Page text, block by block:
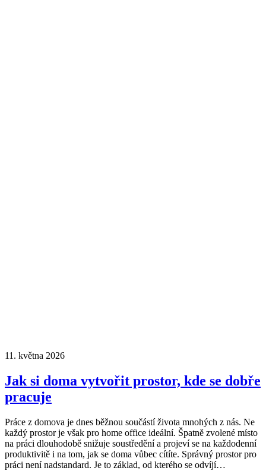
11. května 2026
Jak si doma vytvořit prostor, kde se dobře
pracuje
Práce z domova je dnes běžnou součástí života mnohých z nás. Ne
každý prostor je však pro home office ideální. Špatně zvolené místo
na práci dlouhodobě snižuje soustředění a projeví se na každodenní
produktivitě i na tom, jak se doma vůbec cítíte. Správný prostor pro
práci není nadstandard. Je to základ, od kterého se odvíjí…